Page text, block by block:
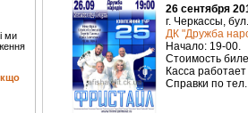
ми
26 сентября
г. Черкассы,
ДК "Дружба
Начало: 19-00.
Стоимость
Касса
Справки по